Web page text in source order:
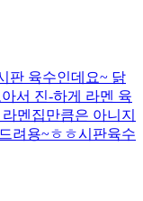
판 육수인데요~ 닭
서 진-하게 라멘 육
멘집만큼은 아니지
려용~ㅎㅎ시판육수